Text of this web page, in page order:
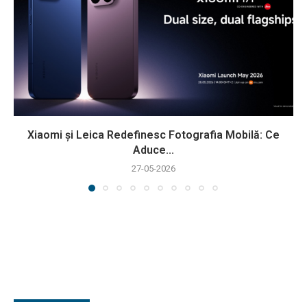
Xiaomi și Leica Redefinesc Fotografia Mobilă: Ce
Aduce...
27-05-2026